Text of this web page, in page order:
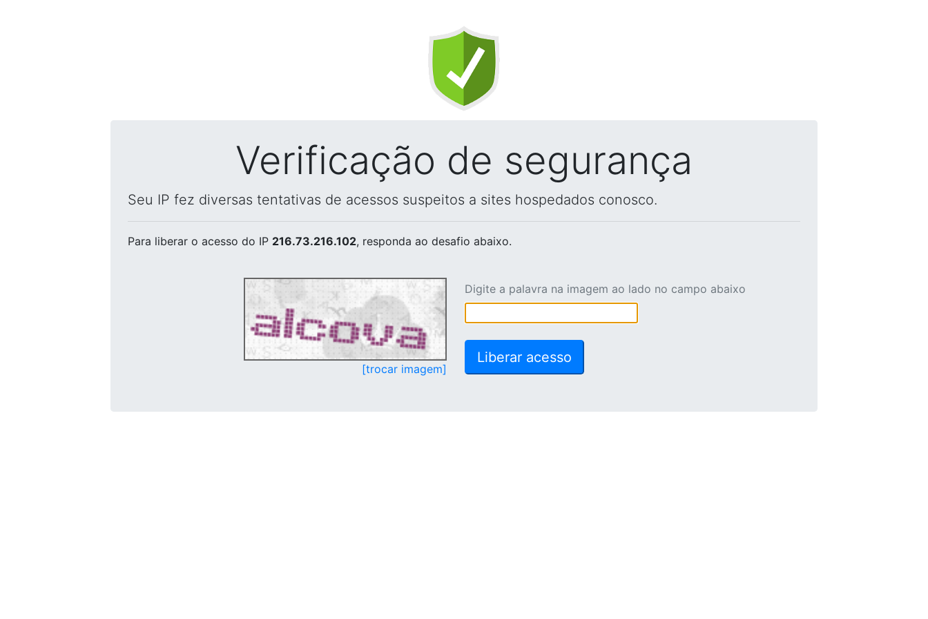
Verificação de segurança
Seu IP fez diversas tentativas de acessos suspeitos a sites hospedados conosco.
Para liberar o acesso do IP 216.73.216.102, responda ao desafio abaixo.
[trocar imagem]
Digite a palavra na imagem ao lado no campo abaixo